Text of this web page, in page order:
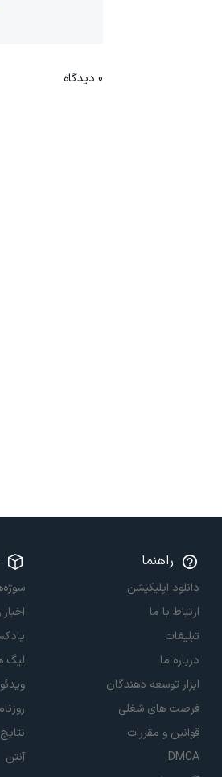
0 دیدگاه
راهنما
دانلود اپلیکیشن
ارتباط با ما
تبلیغات
درباره ما
ابزار توسعه دهندگان
فرصت های شغلی
قوانین و مقررات
DMCA
لیگ
ویدئو
آنتن